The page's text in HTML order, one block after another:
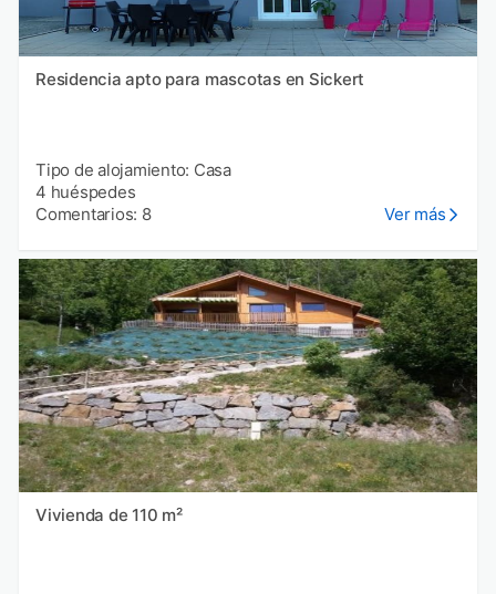
Residencia apto para mascotas en Sickert
Tipo de alojamiento: Casa
4 huéspedes
Comentarios: 8
Ver más
Vivienda de 110 m²